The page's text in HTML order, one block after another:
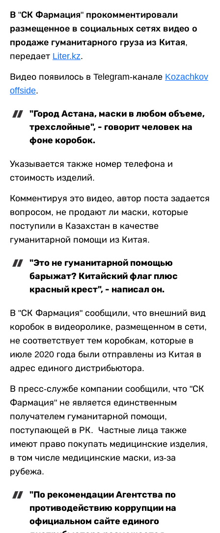
В "СК Фармация" прокомментировали
размещенное в социальных сетях видео о
продаже гуманитарного груза из Китая,
передает Liter.kz.
Видео появилось в Telegram-канале Kozachkov
offside.
"Город Астана, маски в любом объеме,
трехслойные", - говорит человек на
фоне коробок.
Указывается также номер телефона и
стоимость изделий.
Комментируя это видео, автор поста задается
вопросом, не продают ли маски, которые
поступили в Казахстан в качестве
гуманитарной помощи из Китая.
"Это не гуманитарной помощью
барыжат? Китайский флаг плюс
красный крест", - написал он.
В "СК Фармация" сообщили, что внешний вид
коробок в видеоролике, размещенном в сети,
не соответствует тем коробкам, которые в
июле 2020 года были отправлены из Китая в
адрес единого дистрибьютора.
В пресс-службе компании сообщили, что "СК
Фармация" не является единственным
получателем гуманитарной помощи,
поступающей в РК. Частные лица также
имеют право покупать медицинские изделия,
в том числе медицинские маски, из-за
рубежа.
"По рекомендации Агентства по
противодействию коррупции на
официальном сайте единого